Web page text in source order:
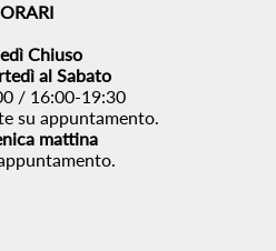
ORARI
Chiuso
al Sabato
/ 16:00-19:30
su appuntamento.
mattina